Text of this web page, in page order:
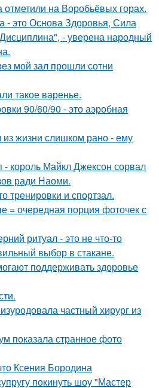
отметили на Воробьёвых горах.
- это Основа Здоровья, Сила
- уверена народный
мой зал прошли сотни
такое варенье.
90/60/90 - это аэробная
жизни слишком рано - ему
- король Майкл Джексон сорвал
ради Наоми.
тренировки и спортзал.
= очередная порция фоточек с
ритуал - это не что-то
выбор в стакане.
поддерживать здоровье
частный хирург из
показала странное фото
Ксения Бородина
покинуть шоу "Мастер